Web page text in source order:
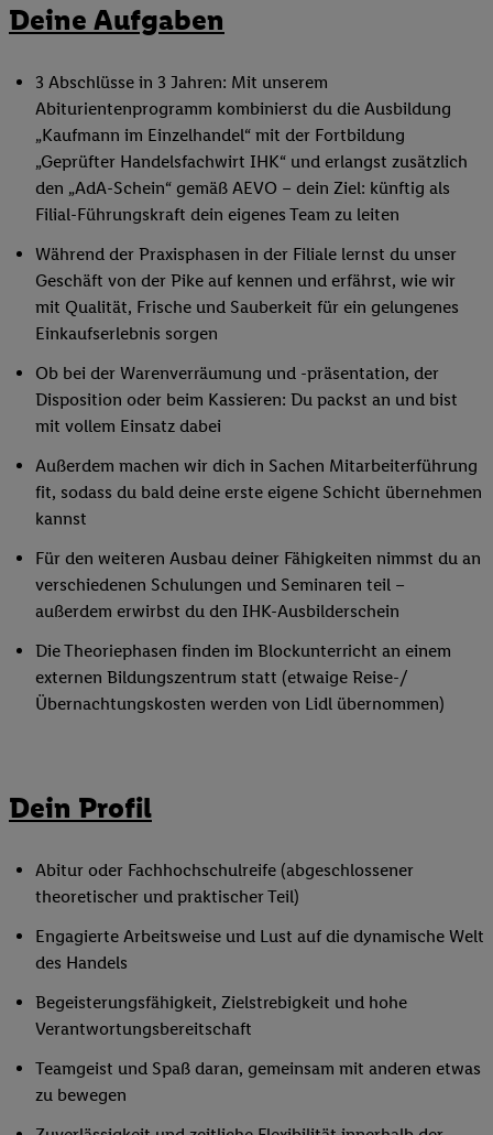
Deine Aufgaben
3 Abschlüsse in 3 Jahren: Mit unserem
Abiturientenprogramm kombinierst du die Ausbildung
„Kaufmann im Einzelhandel“ mit der Fortbildung
„Geprüfter Handelsfachwirt IHK“ und erlangst zusätzlich
den „AdA-Schein“ gemäß AEVO – dein Ziel: künftig als
Filial-Führungskraft dein eigenes Team zu leiten
Während der Praxisphasen in der Filiale lernst du unser
Geschäft von der Pike auf kennen und erfährst, wie wir
mit Qualität, Frische und Sauberkeit für ein gelungenes
Einkaufserlebnis sorgen
Ob bei der Warenverräumung und -präsentation, der
Disposition oder beim Kassieren: Du packst an und bist
mit vollem Einsatz dabei
Außerdem machen wir dich in Sachen Mitarbeiterführung
fit, sodass du bald deine erste eigene Schicht übernehmen
kannst
Für den weiteren Ausbau deiner Fähigkeiten nimmst du an
verschiedenen Schulungen und Seminaren teil –
außerdem erwirbst du den IHK-Ausbilderschein
Die Theoriephasen finden im Blockunterricht an einem
externen Bildungszentrum statt (etwaige Reise-/
Übernachtungskosten werden von Lidl übernommen)
Dein Profil
Abitur oder Fachhochschulreife (abgeschlossener
theoretischer und praktischer Teil)
Engagierte Arbeitsweise und Lust auf die dynamische Welt
des Handels
Begeisterungsfähigkeit, Zielstrebigkeit und hohe
Verantwortungsbereitschaft
Teamgeist und Spaß daran, gemeinsam mit anderen etwas
zu bewegen